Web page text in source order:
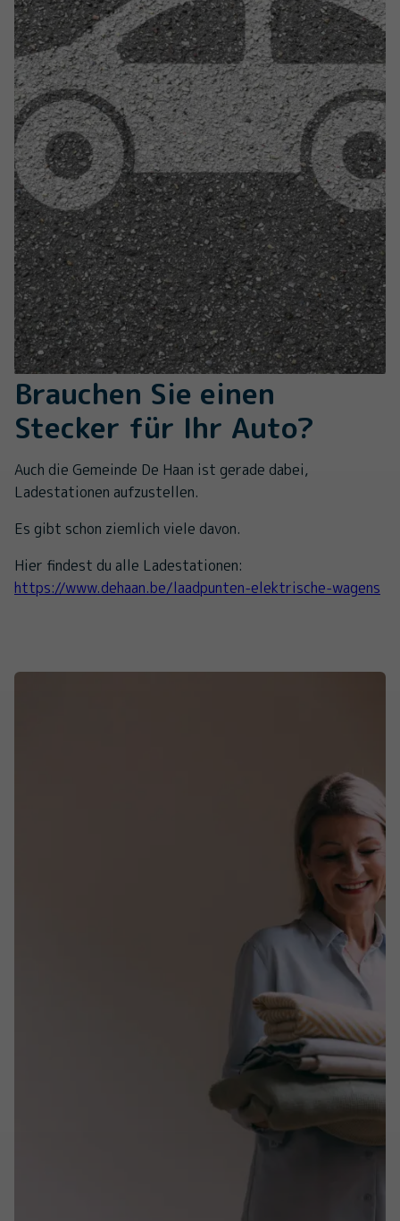
Brauchen Sie einen
Stecker für Ihr Auto?
Auch die Gemeinde De Haan ist gerade dabei,
Ladestationen aufzustellen.
Es gibt schon ziemlich viele davon.
Hier findest du alle Ladestationen:
https://www.dehaan.be/laadpunten-elektrische-wagens